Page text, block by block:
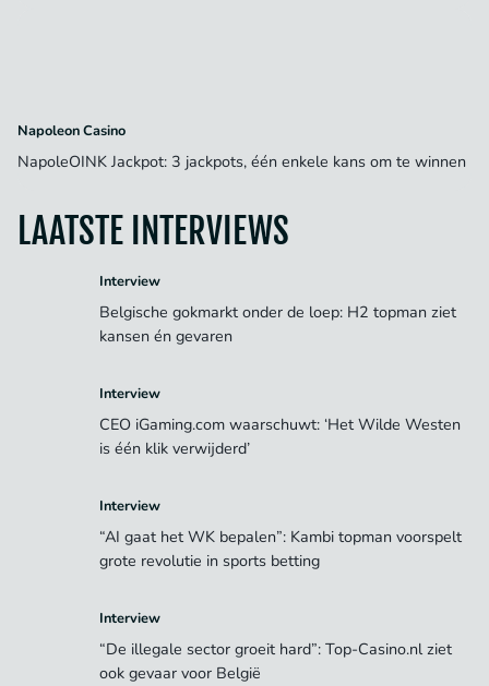
Napoleon Casino
NapoleOINK Jackpot: 3 jackpots, één enkele kans om te winnen
LAATSTE INTERVIEWS
Interview
Belgische gokmarkt onder de loep: H2 topman ziet
kansen én gevaren
Interview
CEO iGaming.com waarschuwt: ‘Het Wilde Westen
is één klik verwijderd’
Interview
“AI gaat het WK bepalen”: Kambi topman voorspelt
grote revolutie in sports betting
Interview
“De illegale sector groeit hard”: Top-Casino.nl ziet
ook gevaar voor België